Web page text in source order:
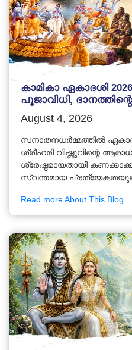
കാമികാ ഏകാദശി
പൂജാവിധി,
August 4, 2026
സനാതനധർമ്മത്തിൽ
ശ്രീഹരി വിഷ്ണുവിന്റെ
ശ്രേഷ്ഠമായതായി
സ്വന്തമായ
Read more About This Blog...